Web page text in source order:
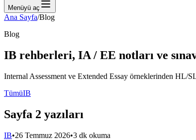
Menüyü aç
Ana Sayfa/Blog
Blog
IB rehberleri, IA / EE notları ve
Internal Assessment ve Extended Essay örneklerinden HL/
TümüIB
Sayfa 2 yazıları
IB•26 Temmuz 2026•3 dk okuma